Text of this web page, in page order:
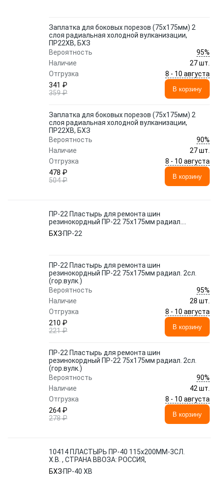
Заплатка для боковых порезов (75х175мм) 2
слоя радиальная холодной вулканизации,
ПР22ХВ, БХЗ
Вероятность
95%
Наличие
27 шт.
Отгрузка
8 - 10 августа
341 ₽
359 ₽
В корзину
Заплатка для боковых порезов (75х175мм) 2
слоя радиальная холодной вулканизации,
ПР22ХВ, БХЗ
Вероятность
90%
Наличие
27 шт.
Отгрузка
8 - 10 августа
478 ₽
504 ₽
В корзину
ПР-22 Пластырь для ремонта шин
резинокордный ПР-22 75х175мм радиал.
2сл. (гор.вулк.)
БХЗ ПР-22
ПР-22 Пластырь для ремонта шин
резинокордный ПР-22 75х175мм радиал. 2сл.
(гор.вулк.)
Вероятность
95%
Наличие
28 шт.
Отгрузка
8 - 10 августа
210 ₽
221 ₽
В корзину
ПР-22 Пластырь для ремонта шин
резинокордный ПР-22 75х175мм радиал. 2сл.
(гор.вулк.)
Вероятность
90%
Наличие
42 шт.
Отгрузка
8 - 10 августа
264 ₽
278 ₽
В корзину
10414 ПЛАСТЫРЬ ПР-40 115x200ММ-3СЛ.
Х.В. , СТРАНА ВВОЗА: РОССИЯ,
БХЗ ПР-40 ХВ